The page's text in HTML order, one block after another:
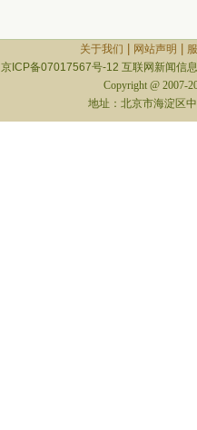
关于我们 网站声明
京ICP备07017567号-12 互联网新闻信
Copyright @ 2007-
地址：北京市海淀区